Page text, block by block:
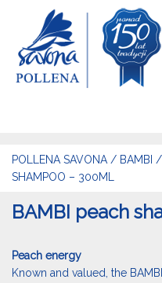
POLLENA SAVONA / BAMBI /
SHAMPOO – 300ML
BAMBI peach
Peach energy
Known and valued, the